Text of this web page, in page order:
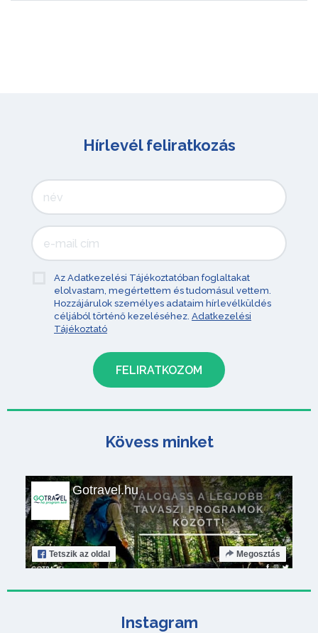
Hírlevél feliratkozás
Az Adatkezelési Tájékoztatóban foglaltakat
elolvastam, megértettem és tudomásul vettem.
Hozzájárulok személyes adataim hírlevélküldés
céljából történő kezeléséhez. Adatkezelési
Tájékoztató
Kövess minket
Gotravel.hu
Tetszik az oldal Megosztás
Instagram